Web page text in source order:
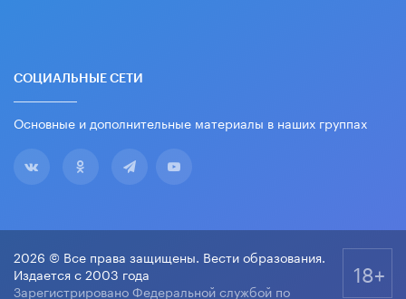
СОЦИАЛЬНЫЕ СЕТИ
Основные и дополнительные материалы в наших группах
2026 © Все права защищены. Вести образования.
Издается с 2003 года
Зарегистрировано Федеральной службой по
18+